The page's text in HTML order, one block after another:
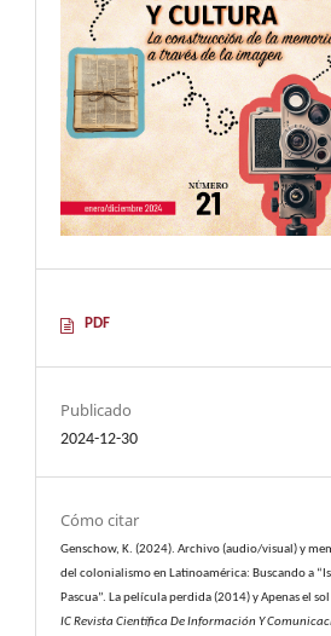
PDF
Publicado
2024-12-30
Cómo citar
Genschow, K. (2024). Archivo (audio/visual) y
del colonialismo en Latinoamérica: Buscando a
Pascua”. La película perdida (2014) y Apenas el
IC Revista Científica De Información Y